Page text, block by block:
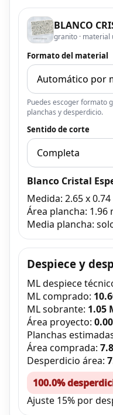
BLANCO
granito · material
Formato del material
Puedes escoger formato
planchas y desperdicio.
Sentido de corte
Blanco Cristal
Medida: 2.65 x 0.74
Área plancha: 1.96
Media plancha:
Despiece y
ML despiece
ML comprado:
ML sobrante: 1.05
Área proyecto:
Planchas
Área comprada:
Desperdicio área:
100.0%
Ajuste 15% por